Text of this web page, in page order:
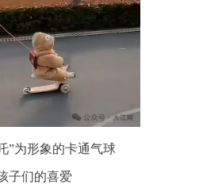
”为形象的卡通气球
子们的喜爱